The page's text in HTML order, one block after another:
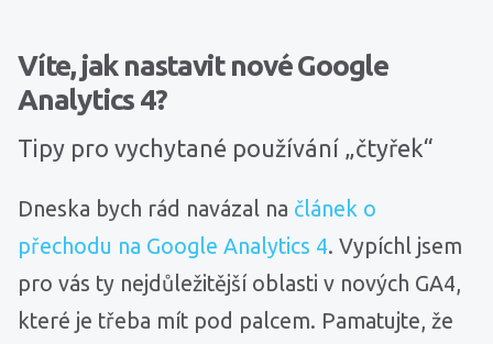
Víte, jak nastavit nové Google
Analytics 4?
Tipy pro vychytané používání „čtyřek“
Dneska bych rád navázal na článek o
přechodu na Google Analytics 4. Vypíchl jsem
pro vás ty nejdůležitější oblasti v nových GA4,
které je třeba mít pod palcem. Pamatujte, že